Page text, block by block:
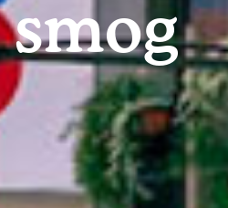
smog